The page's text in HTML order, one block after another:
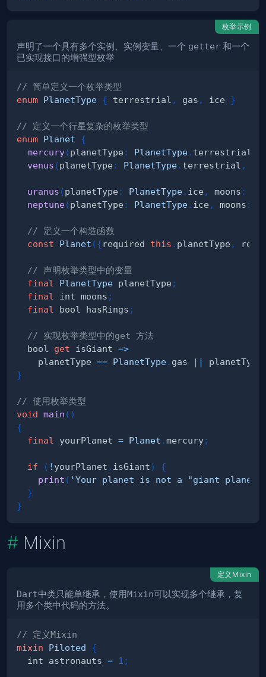
枚举示例
声明了一个具有多个实例、实例变量、一个 getter 和一个
已实现接口的增强型枚举
// 简单定义一个枚举类型
enum PlanetType { terrestrial , gas , ice }
// 定义一个行星复杂的枚举类型
enum Planet
{
mercury(planetType : PlanetType. terrestrial
venus (planetType : PlanetType. terrestrial ,
uranus (planetType : PlanetType. ice , moons :
neptune(planetType : PlanetType. ice , moons :
// 定义一个构造函数
const
Planet ({required this . planetType ,
// 声明枚举类型中的变量
final
PlanetType planetType ;
final
int moons ;
final
bool hasRings ;
// 实现枚举类型中的get 方法
  bool
get isGiant =>
    planetType
== PlanetType. gas ||
}
// 使用枚举类型
void main ( )
{
final
yourPlanet = Planet .mercury;
if ( ! yourPlanet . isGiant)
{
print ( 'Your planet is not a "giant
}
}
Mixin
定义Mixin
Dart中类只能单继承，使用Mixin可以实现多个继承，复
用多个类中代码的方法。
// 定义Mixin
mixin
Piloted
{
  int astronauts
= 1 ;